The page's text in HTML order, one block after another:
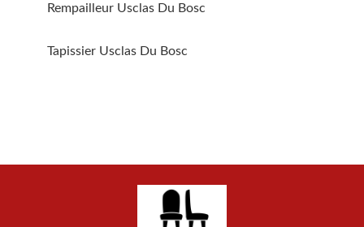
Rempailleur Usclas Du Bosc
Tapissier Usclas Du Bosc